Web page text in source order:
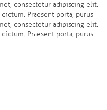
consectetur adipiscing elit.
Praesent porta, purus
consectetur adipiscing elit.
Praesent porta, purus